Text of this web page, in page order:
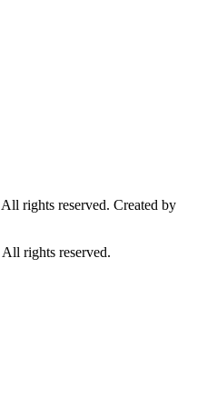
All rights reserved. Created by
All rights reserved.